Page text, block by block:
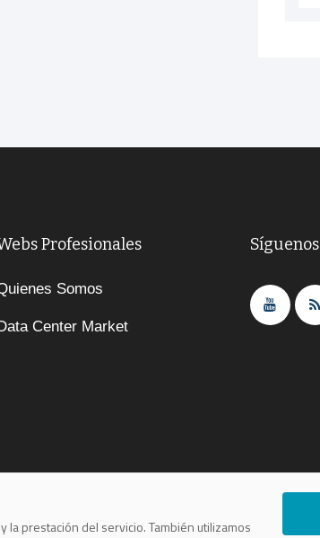
Profesionales
Somos
Data Center Market
Síguenos
la prestación del servicio. También utilizamos